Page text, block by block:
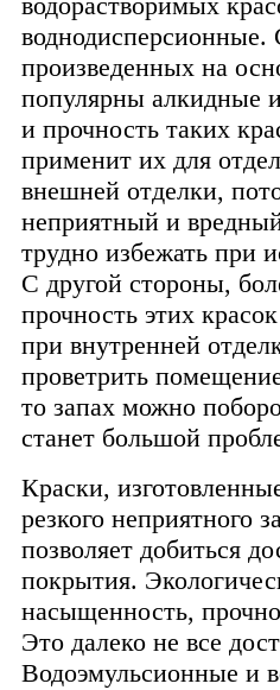
воднодисперсионные.
произведенных на
популярны алкидные
и прочность таких
применит их для
внешней отделки,
неприятный и
трудно избежать при
С другой стороны,
прочность этих
при внутренней
проветрить
то запах можно
станет большой
Краски,
резкого неприятного
позволяет добиться
покрытия.
насыщенность,
Это далеко не все
Водоэмульсионные и